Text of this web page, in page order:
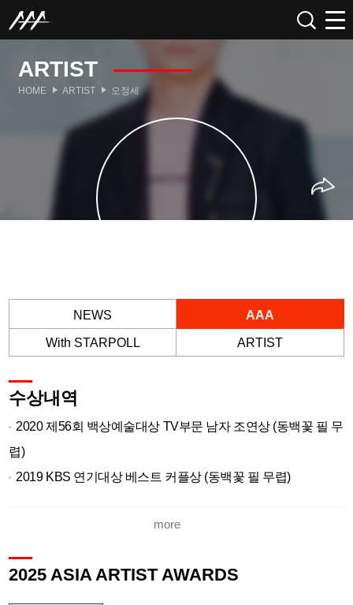
ARTIST
HOME ARTIST 오정세
NEWS AAA
With STARPOLL ARTIST
수상내역
2020 제56회 백상예술대상 TV부문 남자 조연상 (동백꽃 필 무
렵)
2019 KBS 연기대상 베스트 커플상 (동백꽃 필 무렵)
more
2025 ASIA ARTIST AWARDS